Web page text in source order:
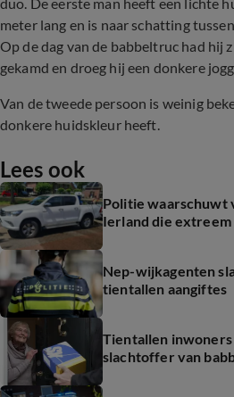
meter lang en is naar schatting
Op de dag van de babbeltruc had hij
gekamd en droeg hij een donkere
Van de tweede persoon is weinig
donkere huidskleur heeft.
Lees ook
Politie waarschuwt
Ierland die
Nep-wijkagenten
tientallen aangiftes
Tientallen
slachtoffer van